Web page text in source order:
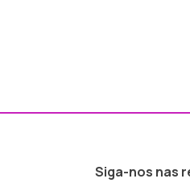
Siga-nos nas